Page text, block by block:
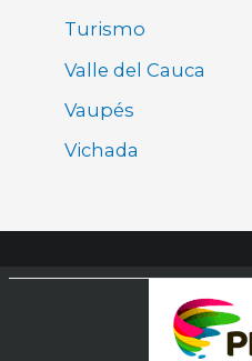
Turismo
Valle del Cauca
Vaupés
Vichada